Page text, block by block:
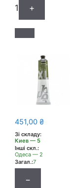
1 +
451,00 ₴
Зі складу:
Киев — 5
Інші скл.:
Одеса — 2
Загал.:7
−